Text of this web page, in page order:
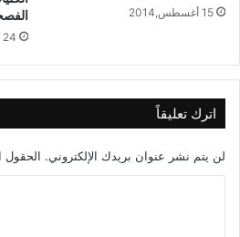
محافظة الشرقية
سميرة ابراهيم
القاهرة
محمد علاء محمد
المغربي محافظة
أسماء أبو بكر
15 أغسطس,2014
24 أكتوبر,2015
اترك تعليقاً
لن يتم نشر عنوان بريدك الإلكتروني. الحقول